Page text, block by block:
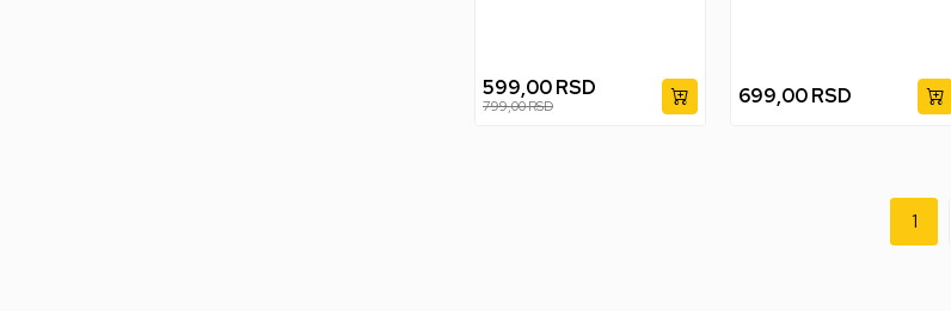
599,00RSD
799,00RSD 699,00 RSD
1